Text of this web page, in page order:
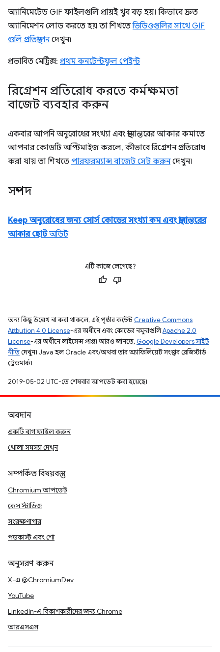
অ্যানিমেটেড GIF ফাইলগুলি প্রায়ই খুব বড় হয়। কিভাবে দ্রুত
অ্যানিমেশন লোড করতে হয় তা শিখতেভিডিওগুলির সাথে GIF
গুলি প্রতিস্থাপনদেখুন৷
প্রভাবিত মেট্রিক্স: প্রথম কনটেন্টফুল পেইন্ট
রিগ্রেশন প্রতিরোধ করতে কর্মক্ষমতা
বাজেট ব্যবহার করুন
একবার আপনি অনুরোধের সংখ্যা এবং স্থানান্তরের আকার কমাতে
আপনার কোডটি অপ্টিমাইজ করলে, কীভাবে রিগ্রেশন প্রতিরোধ
করা যায় তা শিখতে পারফরম্যান্স বাজেট সেট করুনদেখুন।
সম্পদ
Keep অনুরোধের জন্য সোর্স কোডের সংখ্যা কম এবং স্থানান্তরের
আকার ছোটঅডিট
এটি কাজে লেগেছে?
অন্য কিছু উল্লেখ না করা থাকলে, এই পৃষ্ঠার কন্টেন্ট Creative Commons
Attribution 4.0 License-এর অধীনে এবং কোডের নমুনাগুলিApache 2.0
License-এর অধীনে লাইসেন্স প্রাপ্ত। আরও জানতে, Google Developers সাইট
নীতিদেখুন। Java হল Oracle এবং/অথবা তার অ্যাফিলিয়েট সংস্থার রেজিস্টার্ড
ট্রেডমার্ক।
2019-05-02 UTC-তে শেষবার আপডেট করা হয়েছে।
অবদান
একটি বাগ ফাইল করুন
খোলা সমস্যা দেখুন
সম্পর্কিত বিষয়বস্তু
Chromium আপডেট
কেস স্টাডিজ
সংরক্ষণাগার
পডকাস্ট এবং শো
অনুসরণ করুন
X-এ @ChromiumDev
YouTube
LinkedIn-এ বিকাশকারীদের জন্য Chrome
আরএসএস